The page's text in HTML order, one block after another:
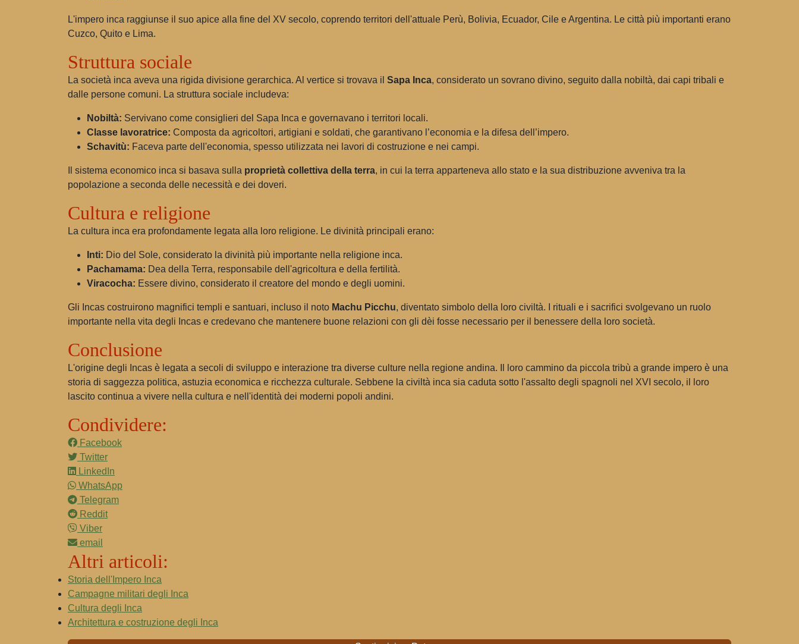
L'impero inca raggiunse il suo apice alla fine del XV secolo, coprendo territori dell'attuale Perù, Bolivia, Ecuador, Cile e Argentina. Le città più importanti erano
Cuzco, Quito e Lima.
Struttura sociale
La società inca aveva una rigida divisione gerarchica. Al vertice si trovava il Sapa Inca, considerato un sovrano divino, seguito dalla nobiltà, dai capi tribali e
dalle persone comuni. La struttura sociale includeva:
Nobiltà: Servivano come consiglieri del Sapa Inca e governavano i territori locali.
Classe lavoratrice: Composta da agricoltori, artigiani e soldati, che garantivano l’economia e la difesa dell’impero.
Schavitù: Faceva parte dell'economia, spesso utilizzata nei lavori di costruzione e nei campi.
Il sistema economico inca si basava sulla proprietà collettiva della terra, in cui la terra apparteneva allo stato e la sua distribuzione avveniva tra la
popolazione a seconda delle necessità e dei doveri.
Cultura e religione
La cultura inca era profondamente legata alla loro religione. Le divinità principali erano:
Inti: Dio del Sole, considerato la divinità più importante nella religione inca.
Pachamama: Dea della Terra, responsabile dell'agricoltura e della fertilità.
Viracocha: Essere divino, considerato il creatore del mondo e degli uomini.
Gli Incas costruirono magnifici templi e santuari, incluso il noto Machu Picchu, diventato simbolo della loro civiltà. I rituali e i sacrifici svolgevano un ruolo
importante nella vita degli Incas e credevano che mantenere buone relazioni con gli dèi fosse necessario per il benessere della loro società.
Conclusione
L'origine degli Incas è legata a secoli di sviluppo e interazione tra diverse culture nella regione andina. Il loro cammino da piccola tribù a grande impero è una
storia di saggezza politica, astuzia economica e ricchezza culturale. Sebbene la civiltà inca sia caduta sotto l'assalto degli spagnoli nel XVI secolo, il loro
lascito continua a vivere nella cultura e nell'identità dei moderni popoli andini.
Condividere:
Facebook
Twitter
LinkedIn
WhatsApp
Telegram
Reddit
Viber
email
Altri articoli:
Storia dell'Impero Inca
Campagne militari degli Inca
Cultura degli Inca
Architettura e costruzione degli Inca